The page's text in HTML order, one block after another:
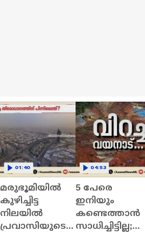
മരുഭൂമിയിൽ
കുഴിച്ചിട്ട
നിലയിൽ
പ്രവാസിയുടെ
01:40
5 പേരെ
ഇനിയും
കണ്ടെത്താൻ
സാധിച്ചിട്ടില്ല;
04:53